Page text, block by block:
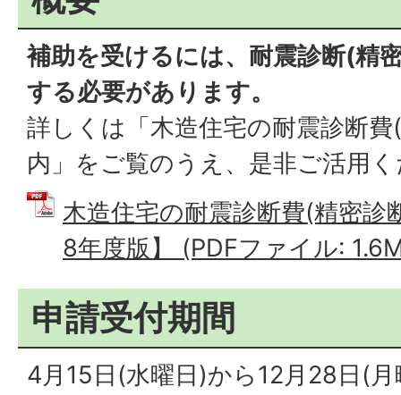
補助を受けるには、耐震診断(精
する必要があります。
詳しくは「木造住宅の耐震診断
内」をご覧のうえ、是非ご活用
木造住宅の耐震診断費(精密診
8年度版】 (PDFファイル:
申請受付期間
4月15日(水曜日)から12月28日(